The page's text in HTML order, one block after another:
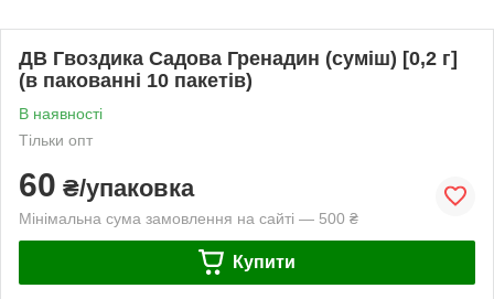
ДВ Гвоздика Садова Гренадин (суміш) [0,2 г]
(в пакованні 10 пакетів)
В наявності
Тільки опт
60 ₴/упаковка
Мінімальна сума замовлення на сайті — 500 ₴
Купити